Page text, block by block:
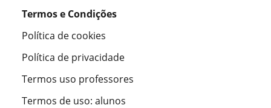
Termos e Condições
Política de cookies
Política de privacidade
Termos uso professores
Termos de uso: alunos